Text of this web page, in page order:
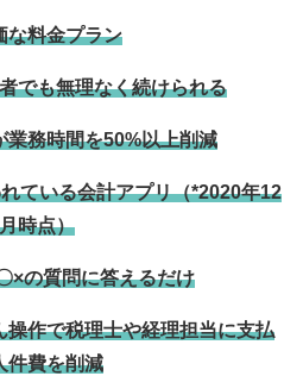
な料金プラン
でも無理なく続けられる
業務時間を50%以上削減
ている会計アプリ（*2020年12
月時点）
×の質問に答えるだけ
操作で税理士や経理担当に支払
件費を削減